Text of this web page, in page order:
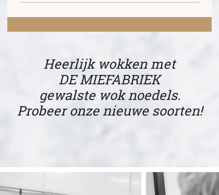
Heerlijk wokken met
DE MIEFABRIEK
gewalste wok noedels.
Probeer onze nieuwe soorten!